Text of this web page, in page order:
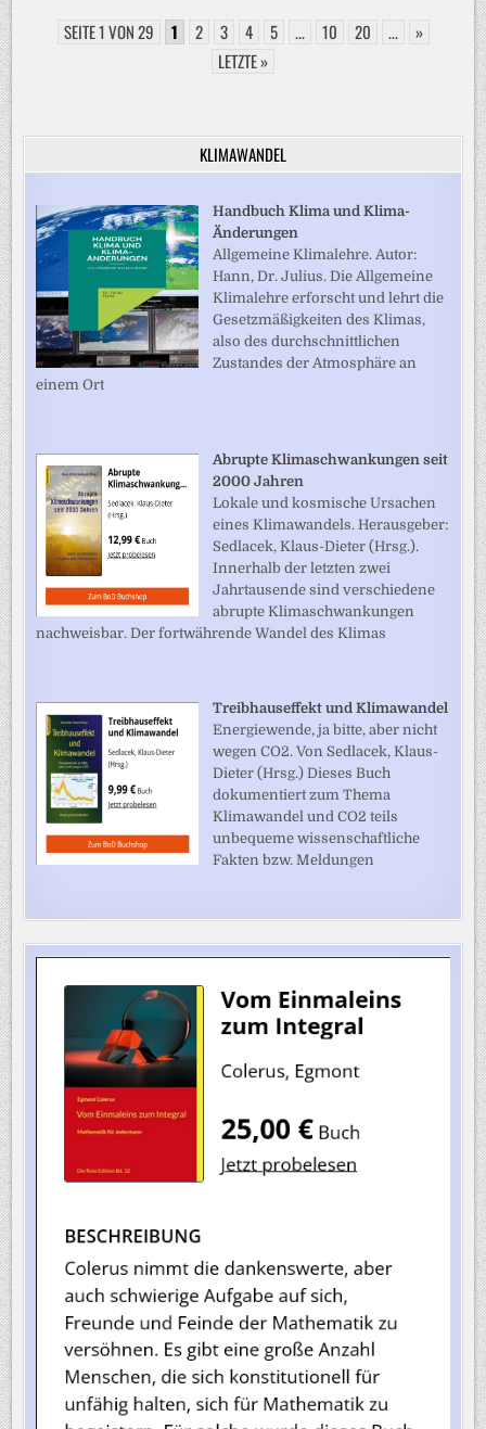
KEINE
„AUSREISSER“
SEITE 1 VON 29 1 2 3 4 5 ... 10 20 ...
»
LETZTE »
KLIMAWANDEL
Handbuch Klima und Klima-
Änderungen
Allgemeine Klimalehre. Autor:
Hann, Dr. Julius. Die Allgemeine
Klimalehre erforscht und lehrt die
Gesetzmäßigkeiten des Klimas,
also des durchschnittlichen
Zustandes der Atmosphäre an
einem Ort
Abrupte Klimaschwankungen seit
2000 Jahren
Lokale und kosmische Ursachen
eines Klimawandels. Herausgeber:
Sedlacek, Klaus-Dieter (Hrsg.).
Innerhalb der letzten zwei
Jahrtausende sind verschiedene
abrupte Klimaschwankungen
nachweisbar. Der fortwährende Wandel des Klimas
Treibhauseffekt und Klimawandel
Energiewende, ja bitte, aber nicht
wegen CO2. Von Sedlacek, Klaus-
Dieter (Hrsg.) Dieses Buch
dokumentiert zum Thema
Klimawandel und CO2 teils
unbequeme wissenschaftliche
Fakten bzw. Meldungen